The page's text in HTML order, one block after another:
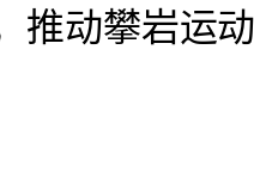
推动攀岩运